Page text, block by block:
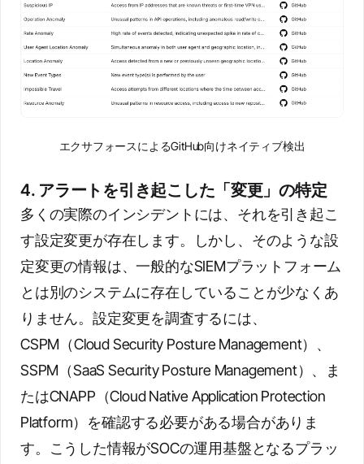
エクサフォースによるGitHub向けネイティブ検出
4. アラートを引き起こした「変更」の特定
多くの実際のインシデントには、それを引き起こ
す設定変更が存在します。しかし、そのような設
定変更の情報は、一般的なSIEMプラットフォーム
とは別のシステムに存在していることが少なくあ
りません。設定変更を調査するには、
CSPM（Cloud Security Posture Management）、
SSPM（SaaS Security Posture Management）、ま
たはCNAPP（Cloud Native Application Protection
Platform）を確認する必要がある場合がありま
す。こうした情報がSOCの運用基盤となるプラッ